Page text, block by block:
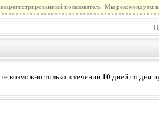
пользователь. Мы рекомендуем
возможно только в течении 10 дней со дня